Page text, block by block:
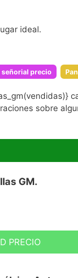
ideal.
señorial precio
sobre
GM.
PRECIO